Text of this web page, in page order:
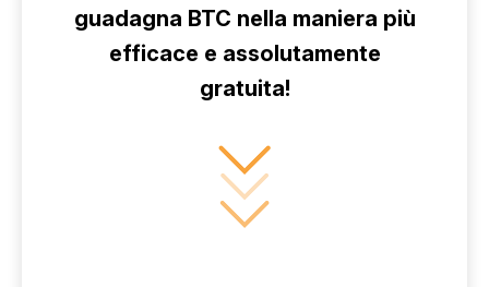
guadagna BTC nella maniera più
efficace e assolutamente
gratuita!